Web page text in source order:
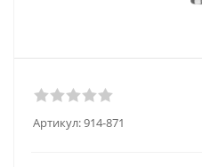
Артикул:914-871